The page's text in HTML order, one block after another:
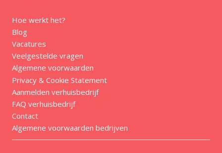
Hoe werkt het?
Blog
Vacatures
Veelgestelde vragen
Algemene voorwaarden
Privacy & Cookie Statement
Aanmelden verhuisbedrijf
FAQ verhuisbedrijf
Contact
Algemene voorwaarden bedrijven